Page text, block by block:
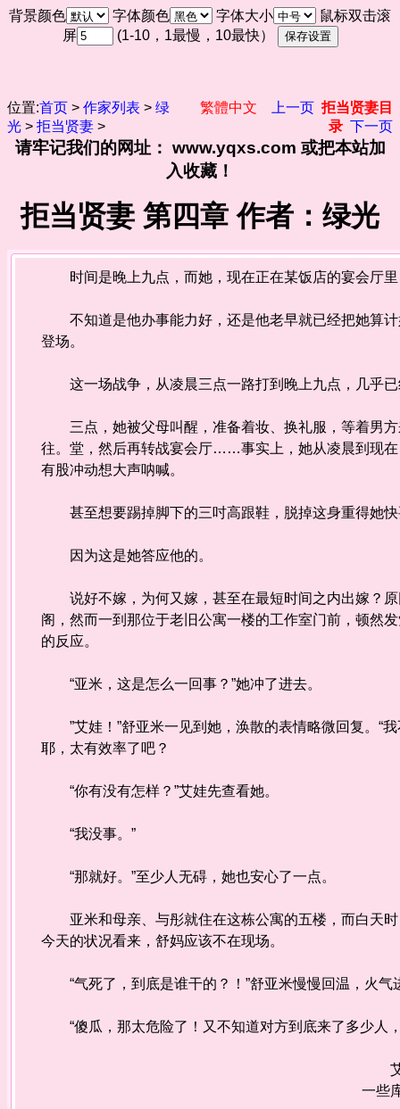
背景颜色 字体颜色 字体大小
鼠标双击滚
屏
(1-10，1最慢，10最快）
位置:首页 > 作家列表 > 绿
光 > 拒当贤妻 >
繁體中文 上一页 拒当贤妻目
录 下一页
请牢记我们的网址： www.yqxs.com 或把本站加
入收藏！
拒当贤妻 第四章 作者：绿光
时间是晚上九点，而她，现在正在某饭店的宴会厅里
不知道是他办事能力好，还是他老早就已经把她算计
登场。
这一场战争，从凌晨三点一路打到晚上九点，几乎已
三点，她被父母叫醒，准备着妆、换礼服，等着男方
往。堂，然后再转战宴会厅……事实上，她从凌晨到现
有股冲动想大声呐喊。
甚至想要踢掉脚下的三吋高跟鞋，脱掉这身重得她快
因为这是她答应他的。
说好不嫁，为何又嫁，甚至在最短时间之内出嫁？原
阁，然而一到那位于老旧公寓一楼的工作室门前，顿然
的反应。
“亚米，这是怎么一回事？”她冲了进去。
”艾娃！”舒亚米一见到她，涣散的表情略微回复。“
耶，太有效率了吧？
“你有没有怎样？”艾娃先查看她。
“我没事。”
“那就好。”至少人无碍，她也安心了一点。
亚米和母亲、与彤就住在这栋公寓的五楼，而白天时
今天的状况看来，舒妈应该不在现场。
“气死了，到底是谁干的？！”舒亚米慢慢回温，火气
“傻瓜，那太危险了！又不知道对方到底来了多少人
艾
一些